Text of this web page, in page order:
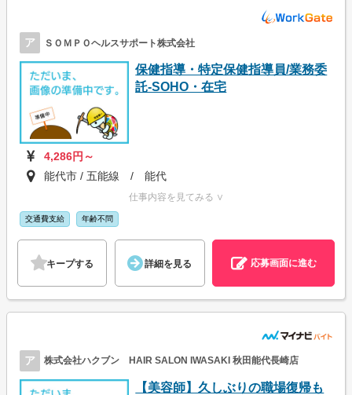
ア ＳＯＭＰＯヘルスサポート株式会社
保健指導・特定保健指導員/業務委
託-SOHO・在宅
4,286円～
能代市 / 五能線 / 能代
仕事内容を見てみる ∨
交通費支給 年齢不問
キープする 詳細を見る 応募画面に進む
ア 株式会社ハクブン HAIR SALON IWASAKI 秋田能代長崎店
【美容師】久しぶりの職場復帰も